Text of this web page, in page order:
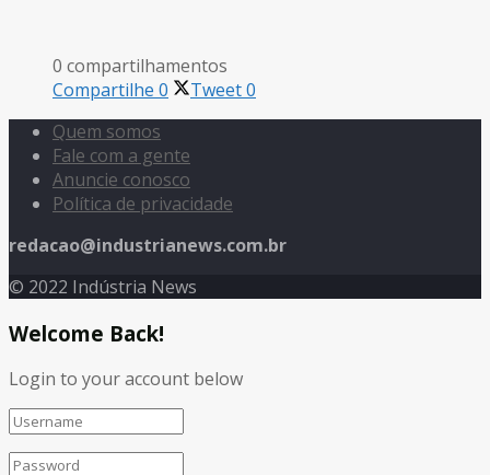
0 compartilhamentos
Compartilhe 0 Tweet0
Quem somos
Fale com a gente
Anuncie conosco
Política de privacidade
redacao@industrianews.com.br
© 2022 Indústria News
Welcome Back!
Login to your account below